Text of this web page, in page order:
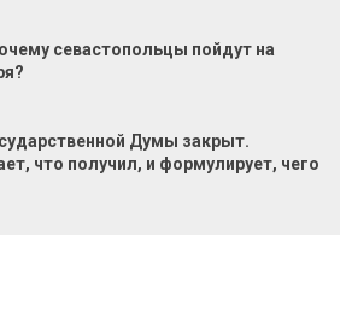
севастопольцы пойдут на
Думы закрыт.
что получил, и формулирует, чего